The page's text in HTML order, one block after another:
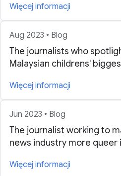
Więcej informacji
Aug 2023 • Blog
The journalists who
Malaysian childrens'
Więcej informacji
Jun 2023 • Blog
The journalist working to
news industry more queer
Więcej informacji